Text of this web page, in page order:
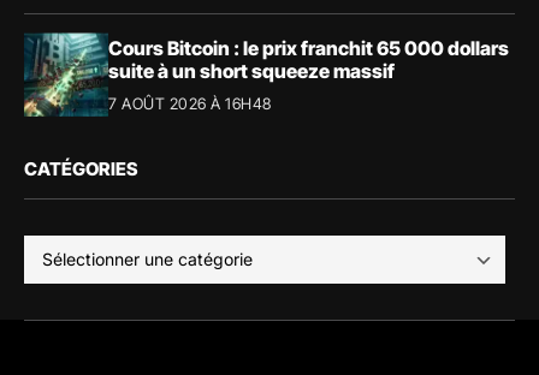
Cours Bitcoin : le prix franchit 65 000 dollars
suite à un short squeeze massif
7 AOÛT 2026 À 16H48
CATÉGORIES